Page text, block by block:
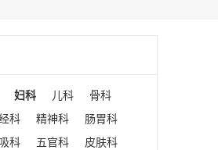
妇科 儿科
骨科
科 精神科
肠胃科
科 五官科
皮肤科